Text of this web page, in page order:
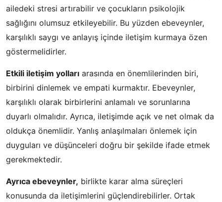
ailedeki stresi artırabilir ve çocukların psikolojik
sağlığını olumsuz etkileyebilir. Bu yüzden ebeveynler,
karşılıklı saygı ve anlayış içinde iletişim kurmaya özen
göstermelidirler.
Etkili iletişim yolları arasında en önemlilerinden biri,
birbirini dinlemek ve empati kurmaktır. Ebeveynler,
karşılıklı olarak birbirlerini anlamalı ve sorunlarına
duyarlı olmalıdır. Ayrıca, iletişimde açık ve net olmak da
oldukça önemlidir. Yanlış anlaşılmaları önlemek için
duyguları ve düşünceleri doğru bir şekilde ifade etmek
gerekmektedir.
Ayrıca ebeveynler, birlikte karar alma süreçleri
konusunda da iletişimlerini güçlendirebilirler. Ortak